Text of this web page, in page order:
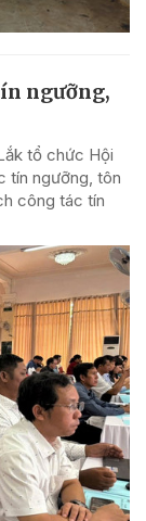
ngưỡng,
tổ chức Hội
tín ngưỡng, tôn
công tác tín